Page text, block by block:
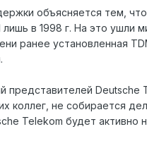
объясняется тем,
в 1998 г. На это ушли
ранее установленная
представителей
коллег, не собирается
Telekom будет активно